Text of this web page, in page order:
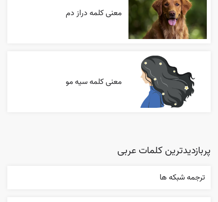
معنی کلمه دراز دم
معنی کلمه سیه مو
پربازدیدترین کلمات عربی
ترجمه شبکه ها